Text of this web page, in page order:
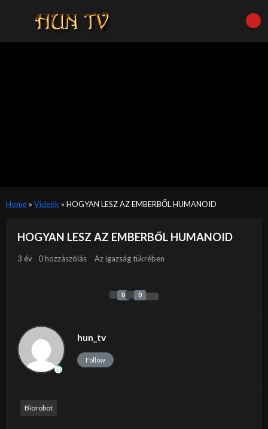
Home» Videók » HOGYAN LESZ AZ EMBERBŐL HUMANOID
HOGYAN LESZ AZ EMBERBŐL HUMANOID
3 év 0 hozzászólás Az igazság tükrében
0 0
hun_tv
Follow
Biorobot